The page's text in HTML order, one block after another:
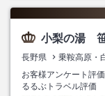
小梨の湯
長野県 乗鞍高原・
お客様アンケート評価
るるぶトラベル評価